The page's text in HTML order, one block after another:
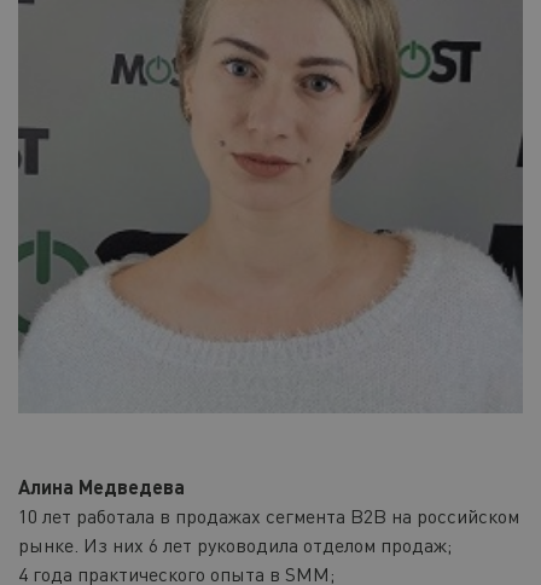
Алина Медведева
10 лет работала в продажах сегмента В2В на российском
рынке. Из них 6 лет руководила отделом продаж;
4 года практического опыта в SMM;